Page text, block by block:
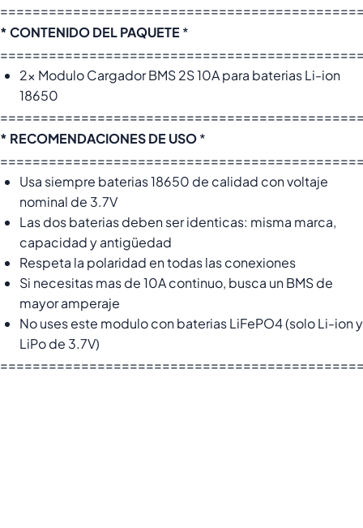
* CONTENIDO DEL PAQUETE *
2x Modulo Cargador BMS 2S 10A para baterias Li-ion
18650
* RECOMENDACIONES DE USO*
Usa siempre baterias 18650 de calidad con voltaje
nominal de 3.7V
Las dos baterias deben ser identicas: misma marca,
capacidad y antigüedad
Respeta la polaridad en todas las conexiones
Si necesitas mas de 10A continuo, busca un BMS de
mayor amperaje
No uses este modulo con baterias LiFePO4 (solo Li-ion y
LiPo de 3.7V)